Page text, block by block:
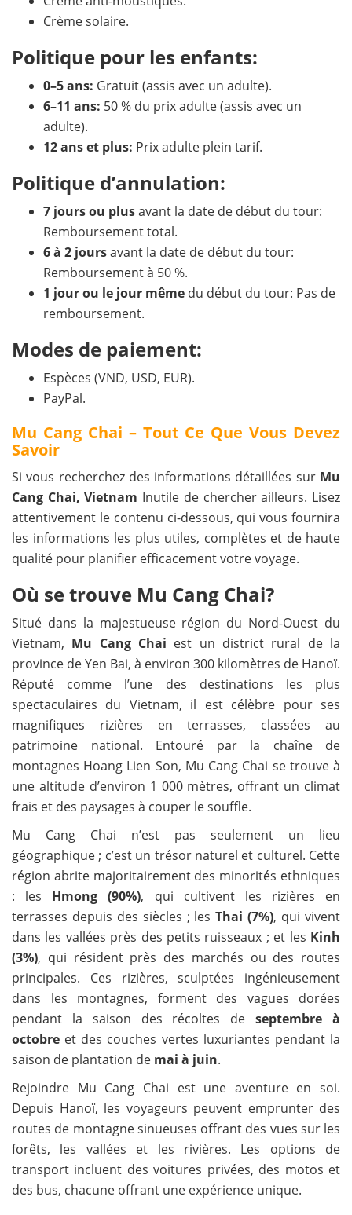
Crème solaire.
Politique pour les enfants:
0–5 ans: Gratuit (assis avec un adulte).
6–11 ans: 50 % du prix adulte (assis avec un
adulte).
12 ans et plus: Prix adulte plein tarif.
Politique d’annulation:
7 jours ou plusavant la date de début du tour:
Remboursement total.
6 à 2 joursavant la date de début du tour:
Remboursement à 50 %.
1 jour ou le jour même du début du tour: Pas de
remboursement.
Modes de paiement:
Espèces (VND, USD, EUR).
PayPal.
Mu Cang Chai – Tout Ce Que Vous Devez
Savoir
Si vous recherchez des informations détaillées surMu
Cang Chai, Vietnam Inutile de chercher ailleurs. Lisez
attentivement le contenu ci-dessous, qui vous fournira
les informations les plus utiles, complètes et de haute
qualité pour planifier efficacement votre voyage.
Où se trouve Mu Cang Chai?
Situé dans la majestueuse région du Nord-Ouest du
Vietnam, Mu Cang Chai est un district rural de la
province de Yen Bai, à environ 300 kilomètres de Hanoï.
Réputé comme l’une des destinations les plus
spectaculaires du Vietnam, il est célèbre pour ses
magnifiques rizières en terrasses, classées au
patrimoine national. Entouré par la chaîne de
montagnes Hoang Lien Son, Mu Cang Chai se trouve à
une altitude d’environ 1 000 mètres, offrant un climat
frais et des paysages à couper le souffle.
Mu Cang Chai n’est pas seulement un lieu
géographique ; c’est un trésor naturel et culturel. Cette
région abrite majoritairement des minorités ethniques
: les Hmong (90%), qui cultivent les rizières en
terrasses depuis des siècles ; lesThai (7%), qui vivent
dans les vallées près des petits ruisseaux ; et les Kinh
(3%), qui résident près des marchés ou des routes
principales. Ces rizières, sculptées ingénieusement
dans les montagnes, forment des vagues dorées
pendant la saison des récoltes deseptembre à
octobre et des couches vertes luxuriantes pendant la
saison de plantation de mai à juin.
Rejoindre Mu Cang Chai est une aventure en soi.
Depuis Hanoï, les voyageurs peuvent emprunter des
routes de montagne sinueuses offrant des vues sur les
forêts, les vallées et les rivières. Les options de
transport incluent des voitures privées, des motos et
des bus, chacune offrant une expérience unique.